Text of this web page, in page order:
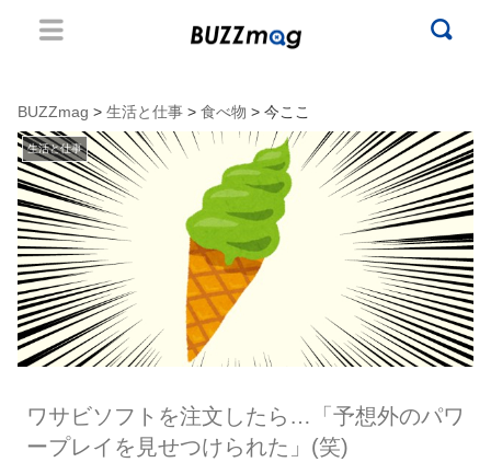
BUZZmag > 生活と仕事 > 食べ物 > 今ここ
生活と仕事
ワサビソフトを注文したら…「予想外のパワ
ープレイを見せつけられた」(笑)